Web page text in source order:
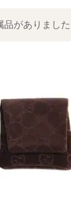
がありました